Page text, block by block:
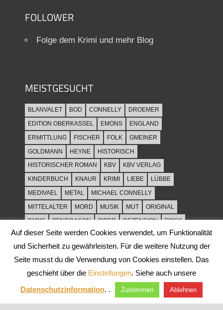
FOLLOWER
Folge dem Krimi und mehr Blog
MEISTGESUCHT
BLANVALET BOD CONNELLY
DROEMER
EDITION OBERKASSEL
EMONS
ENGLAND
ERMITTLUNG
FISCHER FOLK
GMEINER
GOLDMANN
HEYNE
HISTORISCH
HISTORISCHER ROMAN
KBV
KBV VERLAG
KINDERBUCH
KNAUR KRIMI LIEBE
LÜBBE
MEDIVAEL
METAL
MICHAEL CONNELLY
MITTELALTER
MORD MUSIK MUT
ORIGINAL
PARIS
PENDRAGON PIPER REZENSION
ROCK
ROCKMUSIK
ROMAN ROWOHLT
SACHBUCH
SPANNUNG
SYLT THRILLER TOD
ULLSTEIN
WEIHNACHT
Auf dieser Seite werden Cookies verwendet, um Funktionalität
und Sicherheit zu gewährleisten. Für die weitere Nutzung der
Seite musst du die Verwendung von Cookies einstellen. Das
geschieht über die Einstellungen. Siehe auch unsere
Datenschutzinformation. . Zustimmen Ablehnen